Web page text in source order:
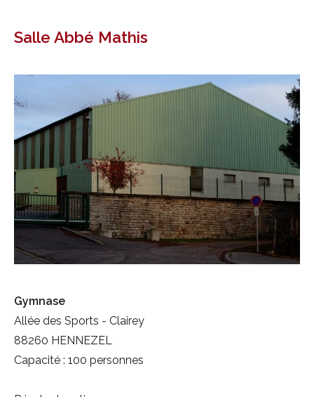
Salle Abbé Mathis
Gymnase
Allée des Sports - Clairey
88260 HENNEZEL
Capacité : 100 personnes